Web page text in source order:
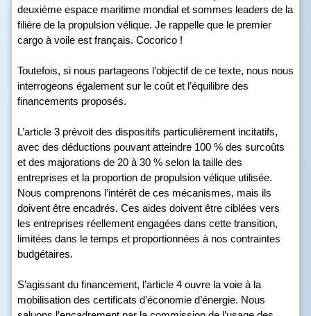
deuxième espace maritime mondial et sommes leaders de la
filière de la propulsion vélique. Je rappelle que le premier
cargo à voile est français. Cocorico !
Toutefois, si nous partageons l’objectif de ce texte, nous nous
interrogeons également sur le coût et l’équilibre des
financements proposés.
L’article 3 prévoit des dispositifs particulièrement incitatifs,
avec des déductions pouvant atteindre 100 % des surcoûts
et des majorations de 20 à 30 % selon la taille des
entreprises et la proportion de propulsion vélique utilisée.
Nous comprenons l’intérêt de ces mécanismes, mais ils
doivent être encadrés. Ces aides doivent être ciblées vers
les entreprises réellement engagées dans cette transition,
limitées dans le temps et proportionnées à nos contraintes
budgétaires.
S’agissant du financement, l’article 4 ouvre la voie à la
mobilisation des certificats d’économie d’énergie. Nous